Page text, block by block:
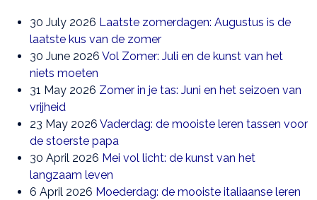
30 July 2026 Laatste zomerdagen: Augustus is de
laatste kus van de zomer
30 June 2026 Vol Zomer: Juli en de kunst van het
niets moeten
31 May 2026 Zomer in je tas: Juni en het seizoen van
vrijheid
23 May 2026 Vaderdag: de mooiste leren tassen voor
de stoerste papa
30 April 2026 Mei vol licht: de kunst van het
langzaam leven
6 April 2026 Moederdag: de mooiste italiaanse leren